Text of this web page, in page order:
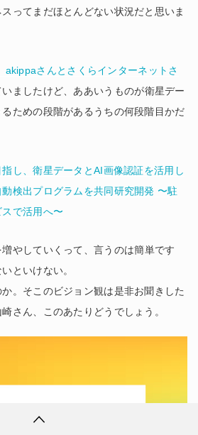
ってまだほとんどない状況だと思いま
akippaさんとさくらインターネットさ
いましたけど、ああいうものが衛星デー
ための段階があるうちの何段階目かだ
し、衛星データとAI画像認証を活用し
検出プログラムを共同研究開発 〜駐
で活用へ〜
増やしていくって、言うのは簡単です
といけない。
。そこのビジョン観は是非お聞きした
さん、このあたりどうでしょう。